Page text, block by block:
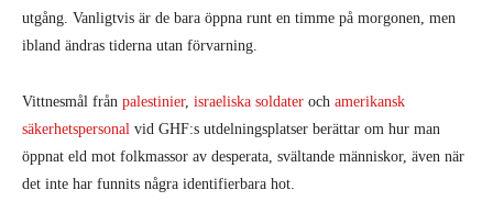
utgång. Vanligtvis är de bara öppna runt en timme på morgonen, men
ibland ändras tiderna utan förvarning.
Vittnesmål från palestinier, israeliska soldater och amerikansk
säkerhetspersonal vid GHF:s utdelningsplatser berättar om hur man
öppnat eld mot folkmassor av desperata, svältande människor, även när
det inte har funnits några identifierbara hot.